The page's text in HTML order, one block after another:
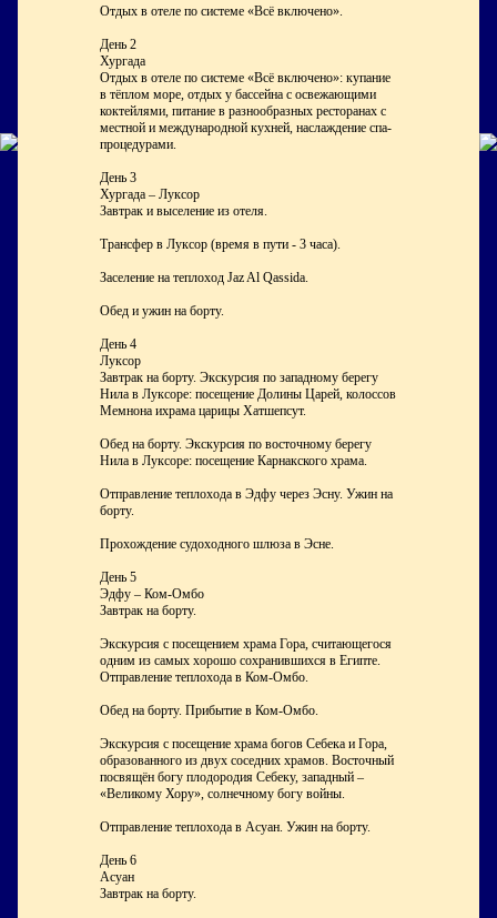
Отдых в отеле по системе «Всё включено».
День 2
Хургада
Отдых в отеле по системе «Всё включено»: купание
в тёплом море, отдых у бассейна с освежающими
коктейлями, питание в разнообразных ресторанах с
местной и международной кухней, наслаждение спа-
процедурами.
День 3
Хургада – Луксор
Завтрак и выселение из отеля.
Трансфер в Луксор (время в пути - 3 часа).
Заселение на теплоход Jaz Al Qassida.
Обед и ужин на борту.
День 4
Луксор
Завтрак на борту. Экскурсия по западному берегу
Нила в Луксоре: посещение Долины Царей, колоссов
Мемнона ихрама царицы Хатшепсут.
Обед на борту. Экскурсия по восточному берегу
Нила в Луксоре: посещение Карнакского храма.
Отправление теплохода в Эдфу через Эсну. Ужин на
борту.
Прохождение судоходного шлюза в Эсне.
День 5
Эдфу – Ком-Омбо
Завтрак на борту.
Экскурсия с посещением храма Гора, считающегося
одним из самых хорошо сохранившихся в Египте.
Отправление теплохода в Ком-Омбо.
Обед на борту. Прибытие в Ком-Омбо.
Экскурсия с посещение храма богов Себека и Гора,
образованного из двух соседних храмов. Восточный
посвящён богу плодородия Себеку, западный –
«Великому Хору», солнечному богу войны.
Отправление теплохода в Асуан. Ужин на борту.
День 6
Асуан
Завтрак на борту.